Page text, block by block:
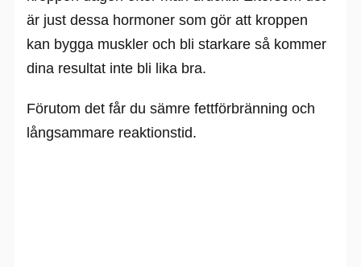
är just dessa hormoner som gör att kroppen
kan bygga muskler och bli starkare så kommer
dina resultat inte bli lika bra.
Förutom det får du sämre fettförbränning och
långsammare reaktionstid.